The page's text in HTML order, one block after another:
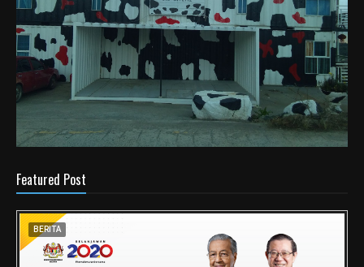
Featured Post
BERITA